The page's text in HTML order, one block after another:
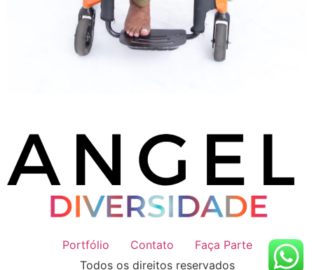
Portfólio Contato
Faça Parte
Todos os direitos reservados